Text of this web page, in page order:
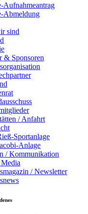
Aufnahmeantrag
Abmeldung
sind
& Sponsoren
/ Anfahrt
Sportanlage
Anlage
/ Kommunikation
/ Newsletter